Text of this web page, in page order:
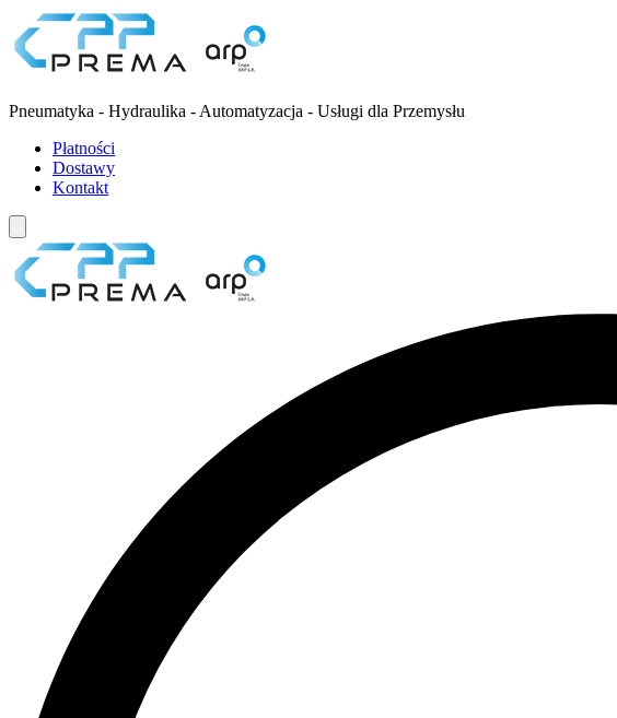
Pneumatyka - Hydraulika - Automatyzacja - Usługi dla Przemysłu
Płatności
Dostawy
Kontakt